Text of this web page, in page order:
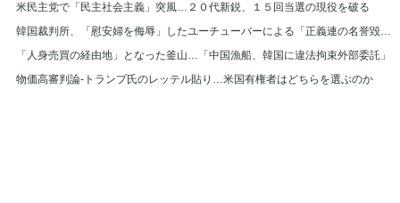
米民主党で「民主社会主義」突風…２０代新鋭、１５回当選の現役を破る
韓国裁判所、「慰安婦を侮辱」したユーチューバーによる「正義連の名誉毀損」認める
「人身売買の経由地」となった釜山…「中国漁船、韓国に違法拘束外部委託」
物価高審判論-トランプ氏のレッテル貼り…米国有権者はどちらを選ぶのか